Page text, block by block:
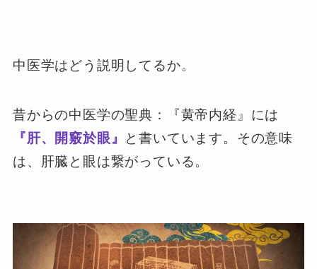
中医学はどう説明してるか。
昔からの中医学の聖典：『黄帝内経』には
『肝、開竅於眼』
と書いています。その意味
は、肝臓と眼は繋がっている。